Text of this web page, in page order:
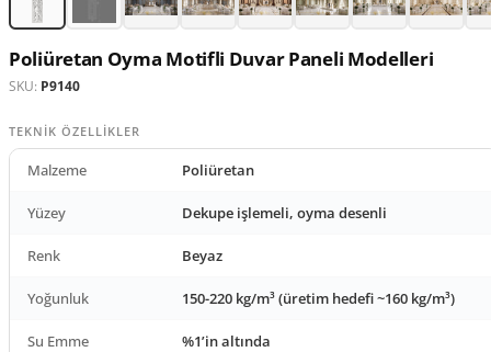
Poliüretan Oyma Motifli Duvar Paneli Modelleri
SKU: P9140
TEKNIK ÖZELLIKLER
Malzeme Poliüretan
Yüzey Dekupe işlemeli, oyma desenli
Renk Beyaz
Yoğunluk 150-220 kg/m³ (üretim hedefi ~160 kg/m³)
Su Emme %1’in altında